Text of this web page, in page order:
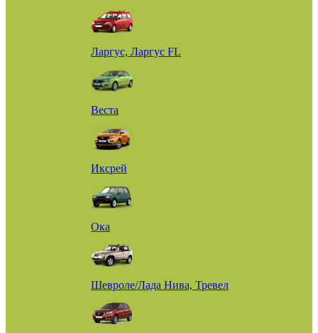
Ларгус, Ларгус FL
Веста
Иксрей
Ока
Шевроле/Лада Нива, Тревел